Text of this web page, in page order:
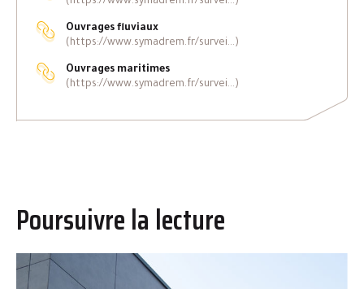
Ouvrages fluviaux
(https://www.symadrem.fr/survei...)
Ouvrages maritimes
(https://www.symadrem.fr/survei...)
Poursuivre la lecture